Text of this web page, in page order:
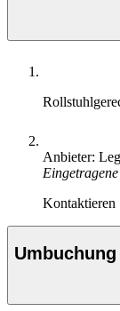
Anbieter:
Kontaktieren